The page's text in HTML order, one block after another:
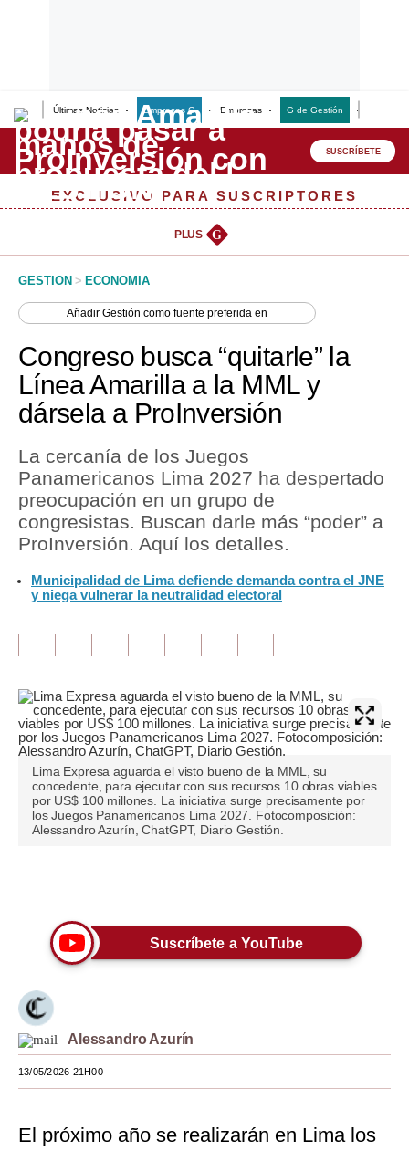
Últimas Noticias Empresas G Empresas G de Gestión
Lo último
Peru Quiosco
Management & Empleo
Perú
Política
Finanzas Personales
Inmobiliarias
Plus G
Opinión
Blogs
Tendencias
Lujo
Viajes
EEUU
México
España
Club del Suscriptor
SUSCRÍBETE
EXCLUSIVO PARA SUSCRIPTORES
PLUS G
GESTION > ECONOMIA
AñadirGestión como fuente preferida en
Congreso busca “quitarle” la
Línea Amarilla a la MML y
dársela a ProInversión
La cercanía de los Juegos
Panamericanos Lima 2027 ha despertado
preocupación en un grupo de
congresistas. Buscan darle más “poder” a
ProInversión. Aquí los detalles.
Municipalidad de Lima defiende demanda contra el JNE
y niega vulnerar la neutralidad electoral
Lima Expresa aguarda el visto bueno de la MML, su
concedente, para ejecutar con sus recursos 10 obras viables
por US$ 100 millones. La iniciativa surge precisamente por
los Juegos Panamericanos Lima 2027. Fotocomposición:
Alessandro Azurín, ChatGPT, Diario Gestión.
Suscríbete a YouTube
Alessandro Azurín
13/05/2026 21H00
El próximo año se realizarán en Lima los